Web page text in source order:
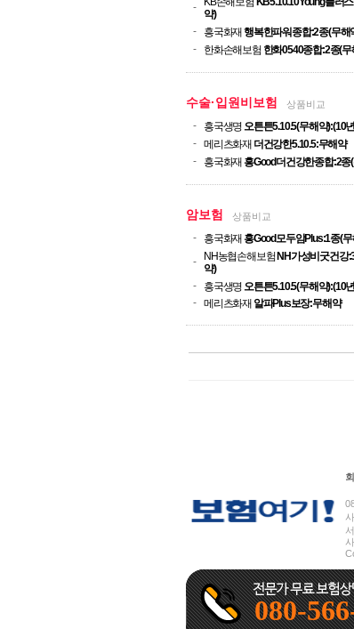
-
약)
-
흥국화재 행복한파워종합:2종(무해
-
한화손해보험 한화0540종합:2종(무
수술·입원비보험 상품비교
- 흥국생명오튼튼5.10.5(무해약):(10
- 메리츠화재 더건강한5.10.5:무해약
-
흥국화재 흥Good더건강한종합:2종
암보험 상품비교
- 흥국화재 흥Good모두암Plus:1종(
-
NH농협손해보험 NH가성비굿건강
약)
-
흥국생명오튼튼5.10.5(무해약):(10
- 메리츠화재 알파Plus보장:무해약
080-